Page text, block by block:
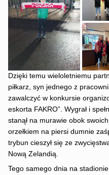
Dzięki temu wieloletniemu
piłkarz, syn jednego z
zawalczyć w konkursie
eskorta FAKRO”. Wygrał i
stanął na murawie obok
orzełkiem na piersi dumnie
trybun cieszył się ze
Nową Zelandią.
Tego samego dnia na